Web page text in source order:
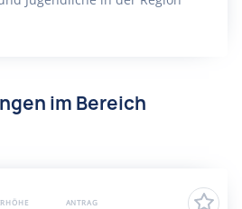
im Bereich
ANTRAG